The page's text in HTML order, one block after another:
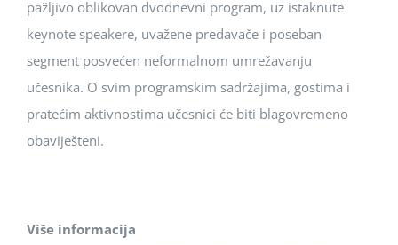
pažljivo oblikovan dvodnevni program, uz istaknute
keynote speakere, uvažene predavače i poseban
segment posvećen neformalnom umrežavanju
učesnika. O svim programskim sadržajima, gostima i
pratećim aktivnostima učesnici će biti blagovremeno
obaviješteni.
Više informacija